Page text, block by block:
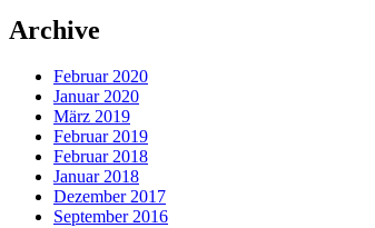
Archive
Februar 2020
Januar 2020
März 2019
Februar 2019
Februar 2018
Januar 2018
Dezember 2017
September 2016